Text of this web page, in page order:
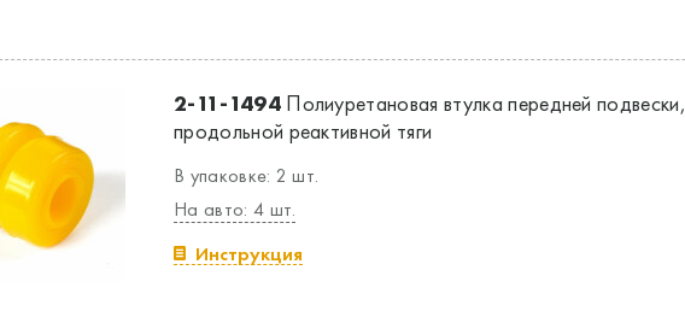
2-11-1494Полиуретановая втулка передней подвески,
продольной реактивной тяги
В упаковке: 2 шт.
На авто: 4 шт.
Инструкция